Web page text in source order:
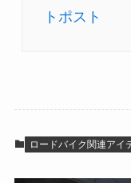
トポスト
ロードバイク関連アイ